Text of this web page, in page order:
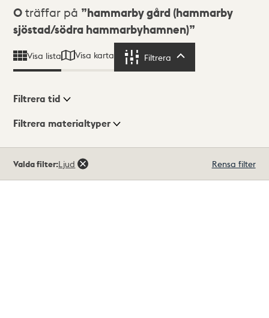
Sökresultat
0 träffar på
hammarby gård (hammarby
sjöstad/södra hammarbyhamnen)
Visa lista Visa karta Filtrera
Visningsläge
Filtrera tid
Filtrera materialtyper
träffar
Valda filter:Ljud Rensa filter